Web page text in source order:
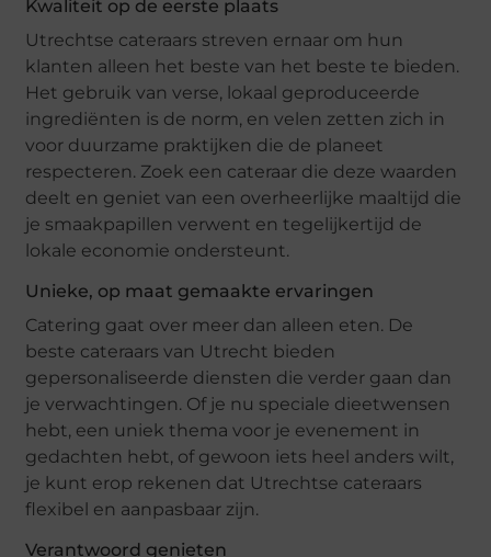
Kwaliteit op de eerste plaats
Utrechtse cateraars streven ernaar om hun
klanten alleen het beste van het beste te bieden.
Het gebruik van verse, lokaal geproduceerde
ingrediënten is de norm, en velen zetten zich in
voor duurzame praktijken die de planeet
respecteren. Zoek een cateraar die deze waarden
deelt en geniet van een overheerlijke maaltijd die
je smaakpapillen verwent en tegelijkertijd de
lokale economie ondersteunt.
Unieke, op maat gemaakte ervaringen
Catering gaat over meer dan alleen eten. De
beste cateraars van Utrecht bieden
gepersonaliseerde diensten die verder gaan dan
je verwachtingen. Of je nu speciale dieetwensen
hebt, een uniek thema voor je evenement in
gedachten hebt, of gewoon iets heel anders wilt,
je kunt erop rekenen dat Utrechtse cateraars
flexibel en aanpasbaar zijn.
Verantwoord genieten